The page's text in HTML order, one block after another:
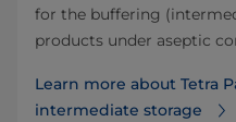
for the buffering
products under aseptic
Learn more about Tetra
intermediate storage